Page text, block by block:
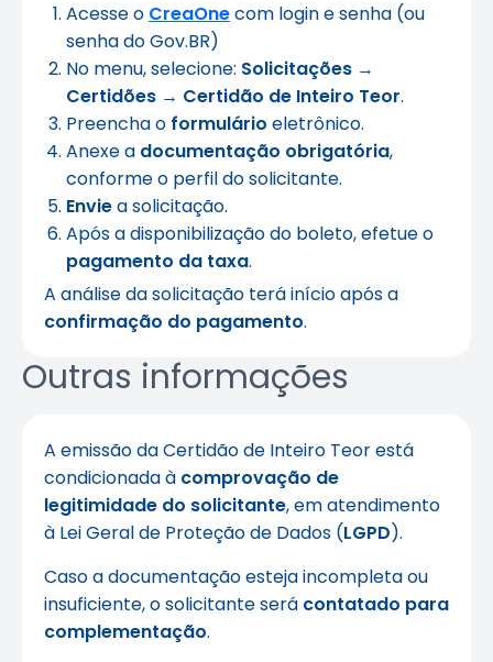
Acesse o CreaOnecom login e senha (ou
senha do Gov.BR)
No menu, selecione: Solicitações →
Certidões → Certidão de Inteiro Teor.
Preencha o formulário eletrônico.
Anexe a documentação obrigatória,
conforme o perfil do solicitante.
Enviea solicitação.
Após a disponibilização do boleto, efetue o
pagamento da taxa.
A análise da solicitação terá início após a
confirmação do pagamento.
Outras informações
A emissão da Certidão de Inteiro Teor está
condicionada à comprovação de
legitimidade do solicitante, em atendimento
à Lei Geral de Proteção de Dados (LGPD).
Caso a documentação esteja incompleta ou
insuficiente, o solicitante será contatado para
complementação.